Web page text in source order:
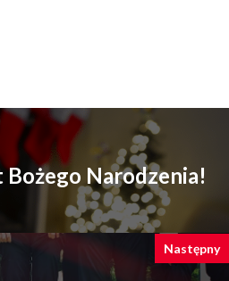
Bożego Narodzenia!
Następny